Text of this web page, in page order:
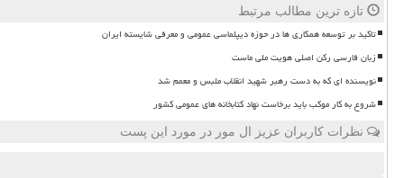
تازه ترین مطالب مرتبط
تاکید بر توسعه همکاری ها در حوزه دیپلماسی عمومی و معرفی شایسته ایران
زبان فارسی رکن اصلی هویت ملی ماست
نویسنده ای که به دست رهبر شهید انقلاب ملبس و معمم شد
شروع به کار موکب باید برخاست نهاد کتابخانه های عمومی کشور
نظرات کاربران عزیز ال مور در مورد این پست